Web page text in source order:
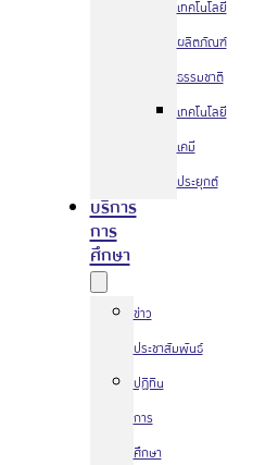
เทคโนโลยี
ผลิตภัณฑ์
ธรรมชาติ
เทคโนโลยี
เคมี
ประยุกต์
บริการ
การ
ศึกษา
ข่าว
ประชาสัมพันธ์
ปฏิทิน
การ
ศึกษา